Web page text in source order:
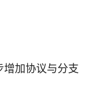
增加协议与分支